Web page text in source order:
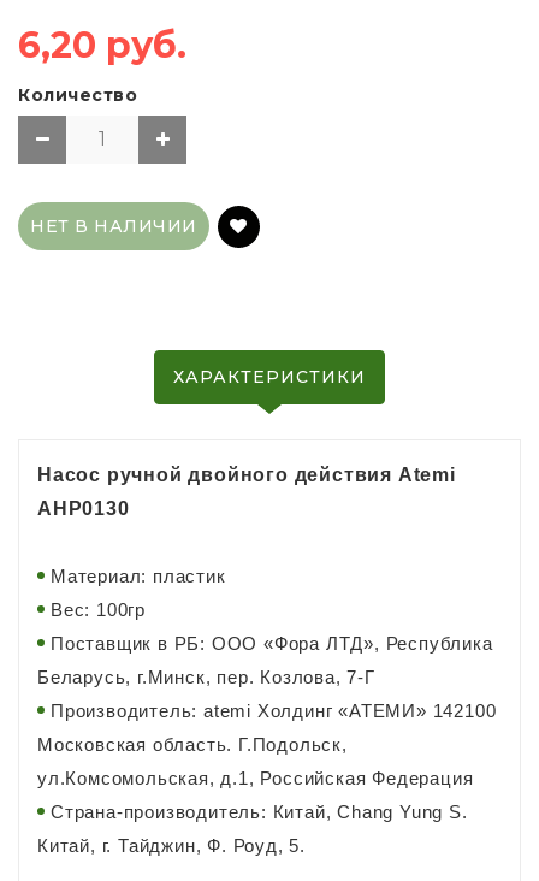
6,20 руб.
Количество
НЕТ В НАЛИЧИИ
ХАРАКТЕРИСТИКИ
Насос ручной двойного действия Atemi
AHP0130
Материал: пластик
Вес: 100гр
Поставщик в РБ: ООО «Фора ЛТД», Республика
Беларусь, г.Минск, пер. Козлова, 7-Г
Производитель: atemi Холдинг «АТЕМИ» 142100
Московская область. Г.Подольск,
ул.Комсомольская, д.1, Российская Федерация
Страна-производитель: Китай, Chang Yung S.
Китай, г. Тайджин, Ф. Роуд, 5.